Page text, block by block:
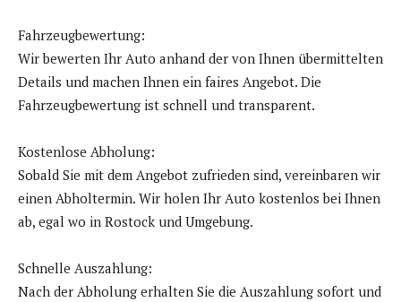
Fahrzeugbewertung:
Wir bewerten Ihr Auto anhand der von Ihnen übermittelten
Details und machen Ihnen ein faires Angebot. Die
Fahrzeugbewertung ist schnell und transparent.
Kostenlose Abholung:
Sobald Sie mit dem Angebot zufrieden sind, vereinbaren wir
einen Abholtermin. Wir holen Ihr Auto kostenlos bei Ihnen
ab, egal wo in Rostock und Umgebung.
Schnelle Auszahlung:
Nach der Abholung erhalten Sie die Auszahlung sofort und